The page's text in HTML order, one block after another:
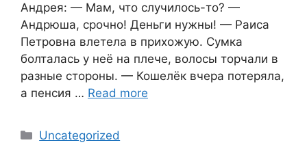
Андрея: — Мам, что случилось-то? —
Андрюша, срочно! Деньги нужны! — Раиса
Петровна влетела в прихожую. Сумка
болталась у неё на плече, волосы торчали в
разные стороны. — Кошелёк вчера потеряла,
а пенсия … Read more
Categories
Uncategorized